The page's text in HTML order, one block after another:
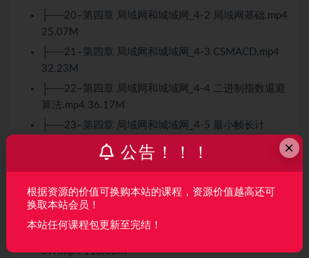
├──20–第四章 局域网和城域网_4-2 局域网基础.mp4
25.07M
├──21–第四章 局域网和城域网_4-3 CSMACD.mp4
32.23M
├──22–第四章 局域网和城域网_4-4 二进制指数退避
算法.mp4 36.17M
├──23–第四章 局域网和城域网_4-5 最小帧长计
算.mp4 22.21M
├──24–第四章 局域网和城域网_4-6 以太网帧结构和
├──25–第四章 局域网和城域网_4-7 虚拟局域网
STP.mp4 113.36M
×
公告！！！
根据资源的价值可换购本站的课程，资源价值越高还可
换取本站会员！
本站任何课程包更新至完结！